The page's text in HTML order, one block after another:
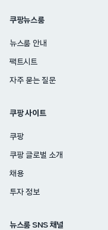
쿠팡뉴스룸
뉴스룸 안내
팩트시트
자주 묻는 질문
쿠팡 사이트
쿠팡
쿠팡 글로벌 소개
채용
투자 정보
뉴스룸 SNS 채널